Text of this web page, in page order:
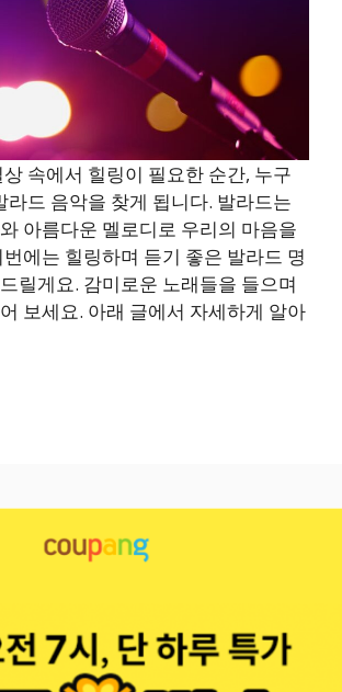
속에서 힐링이 필요한 순간, 누구
라드 음악을 찾게 됩니다. 발라드는
아름다운 멜로디로 우리의 마음을
에는 힐링하며 듣기 좋은 발라드 명
릴게요. 감미로운 노래들을 들으며
보세요. 아래 글에서 자세하게 알아